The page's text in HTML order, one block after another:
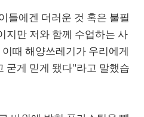
들에겐 더러운 것 혹은 불필
지만 저와 함께 수업하는 사
때 해양쓰레기가 우리에게
굳게 믿게 됐다"라고 말했습